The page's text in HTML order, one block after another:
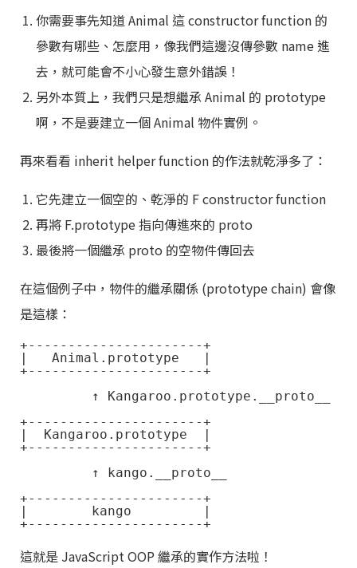
你需要事先知道 Animal 這 constructor function 的
參數有哪些、怎麼用，像我們這邊沒傳參數 name 進
去，就可能會不小心發生意外錯誤！
另外本質上，我們只是想繼承 Animal 的 prototype
啊，不是要建立一個 Animal 物件實例。
再來看看 inherit helper function 的作法就乾淨多了：
它先建立一個空的、乾淨的 F constructor function
再將 F.prototype 指向傳進來的 proto
最後將一個繼承 proto 的空物件傳回去
在這個例子中，物件的繼承關係 (prototype chain) 會像
是這樣：
+----------------------+
|   Animal.prototype   |
+----------------------+
+----------------------+
|  Kangaroo.prototype  |
+----------------------+
+----------------------+
|        kango         |
這就是 JavaScript OOP 繼承的實作方法啦！